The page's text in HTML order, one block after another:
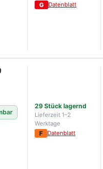
G
Datenblatt
29 Stück lagernd
Lieferzeit 1–2
Werktage
F Datenblatt